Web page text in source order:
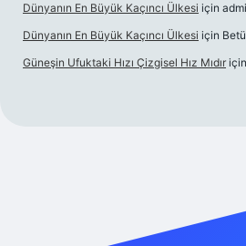
Dünyanın En Büyük Kaçıncı Ülkesi için
Dünyanın En Büyük Kaçıncı Ülkesi için
Güneşin Ufuktaki Hızı Çizgisel Hız Mıdır için